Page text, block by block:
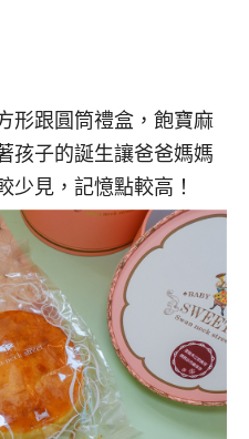
形跟圓筒禮盒，飽寶麻
孩子的誕生讓爸爸媽媽
少見，記憶點較高！